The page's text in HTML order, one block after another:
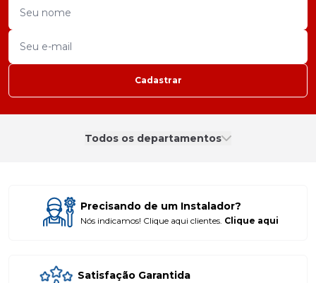
Cadastrar
Todos os departamentos
Precisando de um Instalador?
Nós indicamos! Clique aqui clientes. Clique aqui
Satisfação Garantida